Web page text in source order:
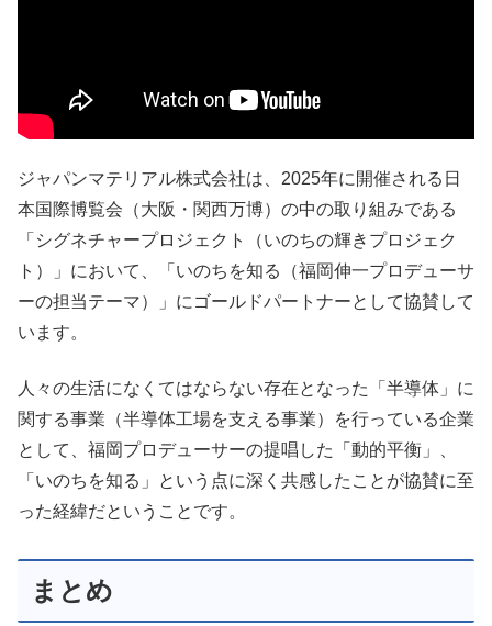
ジャパンマテリアル株式会社は、2025年に開催される日
本国際博覧会（大阪・関西万博）の中の取り組みである
「シグネチャープロジェクト（いのちの輝きプロジェク
ト）」において、「いのちを知る（福岡伸一プロデューサ
ーの担当テーマ）」にゴールドパートナーとして協賛して
います。
人々の生活になくてはならない存在となった「半導体」に
関する事業（半導体工場を支える事業）を行っている企業
として、福岡プロデューサーの提唱した「動的平衡」、
「いのちを知る」という点に深く共感したことが協賛に至
った経緯だということです。
まとめ